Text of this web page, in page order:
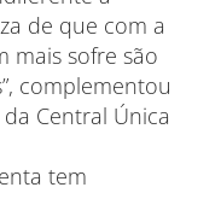
de que com a
mais sofre são
complementou
Central Única
tem